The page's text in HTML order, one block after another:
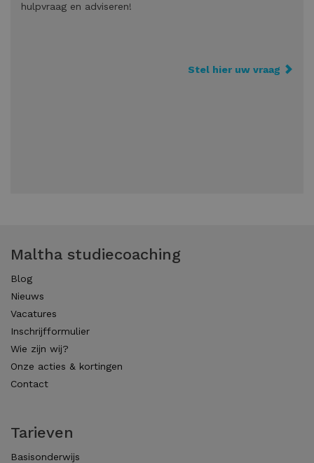
hulpvraag en adviseren!
Stel hier uw vraag
Maltha studiecoaching
Blog
Nieuws
Vacatures
Inschrijfformulier
Wie zijn wij?
Onze acties & kortingen
Contact
Tarieven
Basisonderwijs